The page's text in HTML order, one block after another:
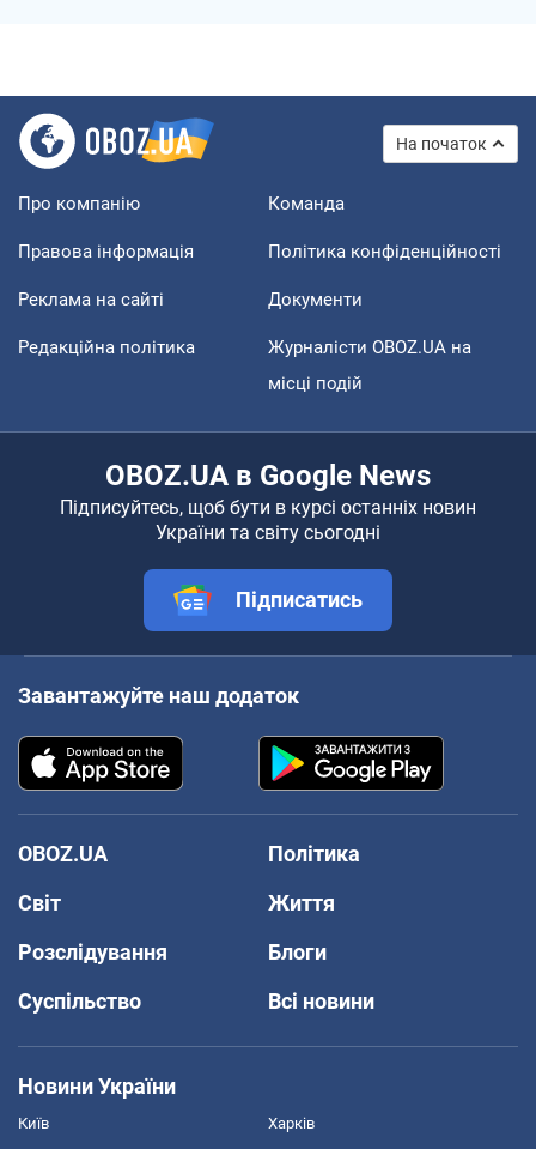
На початок
Про компанію Команда
Правова інформація Політика конфіденційності
Реклама на сайті Документи
Редакційна політика
Журналісти OBOZ.UA на
місці подій
OBOZ.UA в Google News
Підписуйтесь, щоб бути в курсі останніх новин
України та світу сьогодні
Підписатись
Завантажуйте наш додаток
OBOZ.UA
Політика
Світ
Життя
Розслідування
Блоги
Суспільство
Всі новини
Новини України
Київ Харків